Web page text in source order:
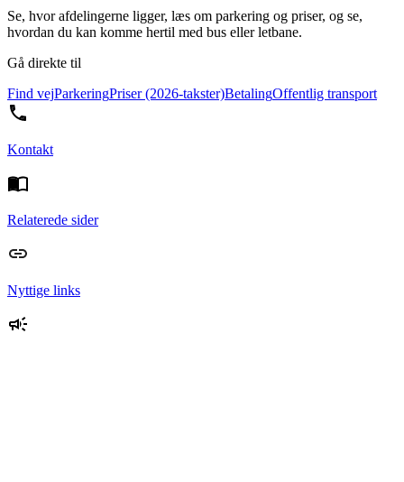
Se, hvor afdelingerne ligger, læs om parkering og priser, og se,
hvordan du kan komme hertil med bus eller letbane.
Gå direkte til
Find vejParkeringPriser (2026-takster)BetalingOffentlig transport
Kontakt
Relaterede sider
Nyttige links